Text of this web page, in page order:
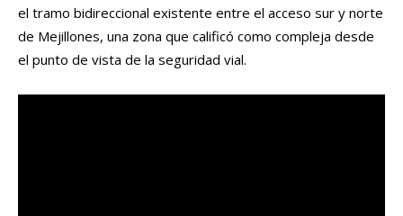
el tramo bidireccional existente entre el acceso sur y norte
de Mejillones, una zona que calificó como compleja desde
el punto de vista de la seguridad vial.